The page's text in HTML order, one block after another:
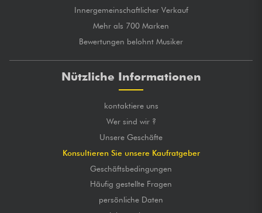
Innergemeinschaftlicher Verkauf
Mehr als 700 Marken
Bewertungen belohnt Musiker
Nützliche Informationen
kontaktiere uns
Wer sind wir ?
Unsere Geschäfte
Konsultieren Sie unsere Kaufratgeber
Geschäftsbedingungen
Häufig gestellte Fragen
persönliche Daten